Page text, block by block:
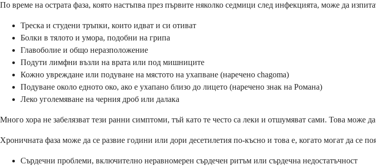
По време на острата фаза, която настъпва през първите няколко седмици след инфекцията, може да
Треска и студени тръпки, които идват и си отиват
Болки в тялото и умора, подобни на грипа
Главоболие и общо неразположение
Подути лимфни възли на врата или под мишниците
Кожно увреждане или подуване на мястото на ухапване (наречено chagoma)
Подуване около едното око, ако е ухапано близо до лицето (наречено знак на Романа)
Леко уголемяване на черния дроб или далака
Много хора не забелязват тези ранни симптоми, тъй като те често са леки и отшумяват сами. Това може
Хроничната фаза може да се развие години или дори десетилетия по-късно и това е, когато могат да се
Сърдечни проблеми, включително неравномерен сърдечен ритъм или сърдечна недостатъчност